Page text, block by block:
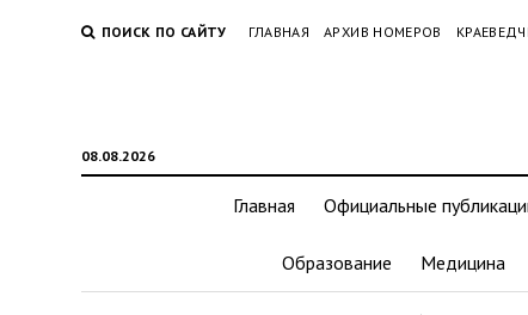
ПОИСК ПО САЙТУ ГЛАВНАЯ АРХИВ НОМЕРОВ
08.08.2026
Главная Официальные
Образование Медицина